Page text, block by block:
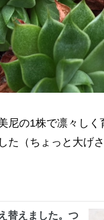
尼の1株で凛々し
た（ちょっと大げさ